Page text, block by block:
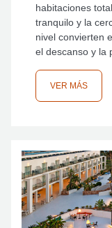
habitaciones
tranquilo y la
nivel convierten
el descanso y la
VER MÁS